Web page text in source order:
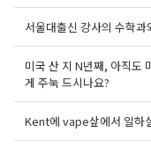
서울대출신 강사의 수학
미국 산 지 N년째, 아직도
게 주눅 드시나요?
Kent에 vape샆에서 일하